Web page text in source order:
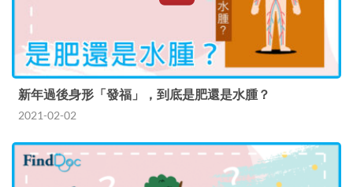
新年過後身形「發福」，到底是肥還是水腫？
2021-02-02